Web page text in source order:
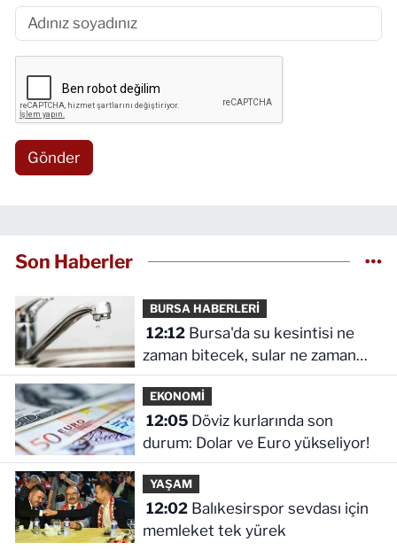
Gönder
Son Haberler
BURSA HABERLERİ
12:12Bursa'da su kesintisi ne
zaman bitecek, sular ne zaman
gelecek?
EKONOMİ
12:05Döviz kurlarında son
durum: Dolar ve Euro yükseliyor!
YAŞAM
12:02Balıkesirspor sevdası için
memleket tek yürek